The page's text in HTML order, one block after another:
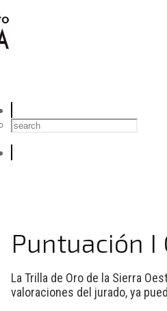
Puntuación I
La Trilla de Oro de la Sierra
valoraciones del jurado, ya